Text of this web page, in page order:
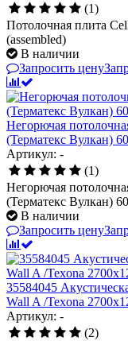
(1)
Потолочная плита
(assembled)
В наличии
Запросить цену
Негорючая
(Терматекс Вулкан)
Артикул: -
(1)
Негорючая
(Терматекс Вулкан)
В наличии
Запросить цену
35584045
Wall A /Texona
Артикул: -
(2)